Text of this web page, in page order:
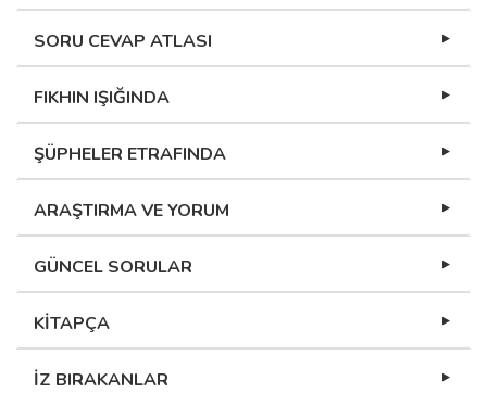
SORU CEVAP ATLASI
FIKHIN IŞIĞINDA
ŞÜPHELER ETRAFINDA
ARAŞTIRMA VE YORUM
GÜNCEL SORULAR
KİTAPÇA
İZ BIRAKANLAR